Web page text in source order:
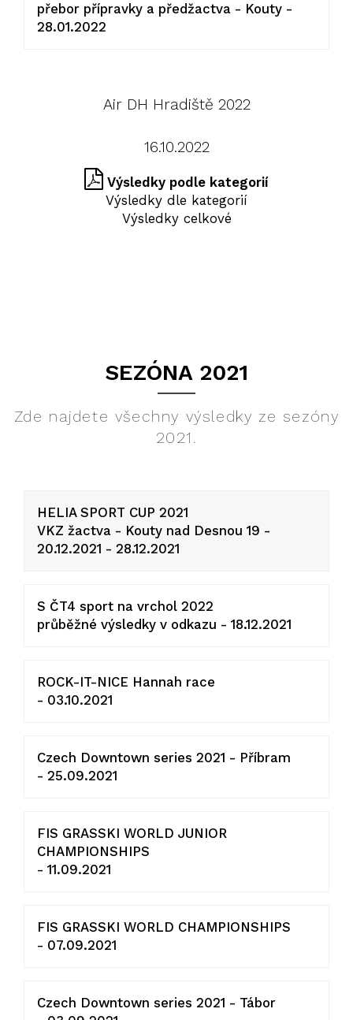
přebor přípravky a předžactva - Kouty -
28.01.2022
Air DH Hradiště 2022
16.10.2022
Výsledky podle kategorií
Výsledky dle kategorií
Výsledky celkové
SEZÓNA 2021
Zde najdete všechny výsledky ze sezóny
2021.
HELIA SPORT CUP 2021
VKZ žactva - Kouty nad Desnou 19 -
20.12.2021 - 28.12.2021
S ČT4 sport na vrchol 2022
průběžné výsledky v odkazu - 18.12.2021
ROCK-IT-NICE Hannah race
- 03.10.2021
Czech Downtown series 2021 - Příbram
- 25.09.2021
FIS GRASSKI WORLD JUNIOR
CHAMPIONSHIPS
- 11.09.2021
FIS GRASSKI WORLD CHAMPIONSHIPS
- 07.09.2021
Czech Downtown series 2021 - Tábor